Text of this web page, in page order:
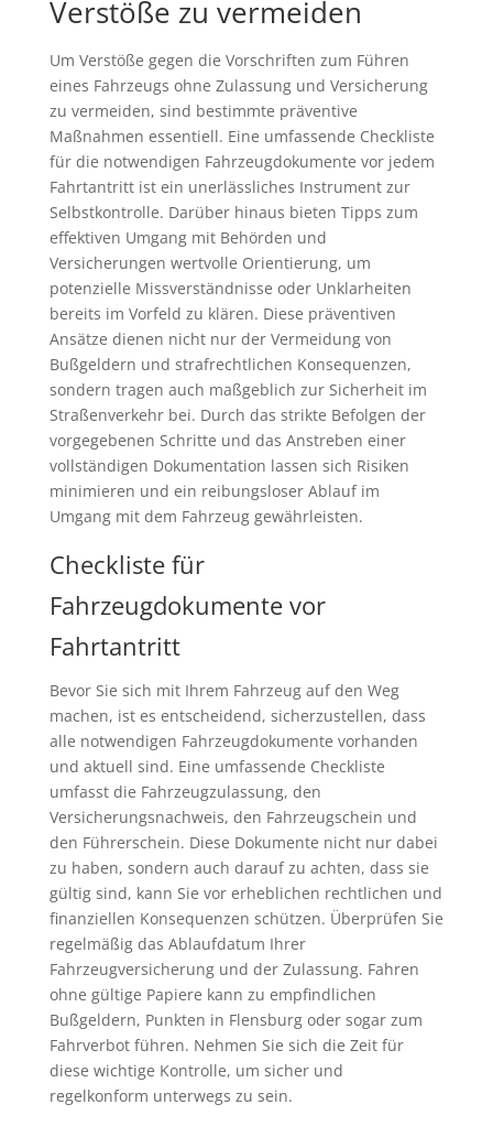
Verstöße zu vermeiden
Um Verstöße gegen die Vorschriften zum Führen
eines Fahrzeugs ohne Zulassung und Versicherung
zu vermeiden, sind bestimmte präventive
Maßnahmen essentiell. Eine umfassende Checkliste
für die notwendigen Fahrzeugdokumente vor jedem
Fahrtantritt ist ein unerlässliches Instrument zur
Selbstkontrolle. Darüber hinaus bieten Tipps zum
effektiven Umgang mit Behörden und
Versicherungen wertvolle Orientierung, um
potenzielle Missverständnisse oder Unklarheiten
bereits im Vorfeld zu klären. Diese präventiven
Ansätze dienen nicht nur der Vermeidung von
Bußgeldern und strafrechtlichen Konsequenzen,
sondern tragen auch maßgeblich zur Sicherheit im
Straßenverkehr bei. Durch das strikte Befolgen der
vorgegebenen Schritte und das Anstreben einer
vollständigen Dokumentation lassen sich Risiken
minimieren und ein reibungsloser Ablauf im
Umgang mit dem Fahrzeug gewährleisten.
Checkliste für
Fahrzeugdokumente vor
Fahrtantritt
Bevor Sie sich mit Ihrem Fahrzeug auf den Weg
machen, ist es entscheidend, sicherzustellen, dass
alle notwendigen Fahrzeugdokumente vorhanden
und aktuell sind. Eine umfassende Checkliste
umfasst die Fahrzeugzulassung, den
Versicherungsnachweis, den Fahrzeugschein und
den Führerschein. Diese Dokumente nicht nur dabei
zu haben, sondern auch darauf zu achten, dass sie
gültig sind, kann Sie vor erheblichen rechtlichen und
finanziellen Konsequenzen schützen. Überprüfen Sie
regelmäßig das Ablaufdatum Ihrer
Fahrzeugversicherung und der Zulassung. Fahren
ohne gültige Papiere kann zu empfindlichen
Bußgeldern, Punkten in Flensburg oder sogar zum
Fahrverbot führen. Nehmen Sie sich die Zeit für
diese wichtige Kontrolle, um sicher und
regelkonform unterwegs zu sein.